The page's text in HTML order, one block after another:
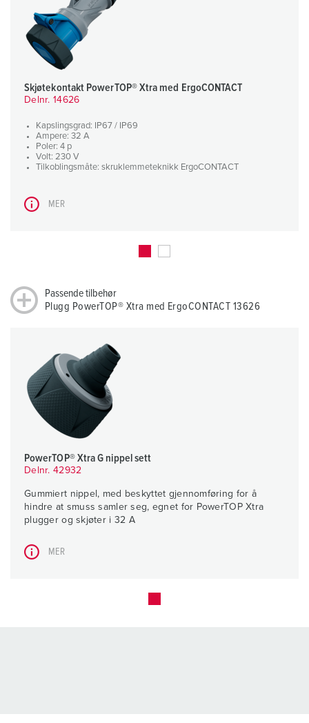
Skjøtekontakt PowerTOP® Xtra med ErgoCONTACT
Delnr. 14626
Kapslingsgrad: IP67 / IP69
Ampere: 32 A
Poler: 4 p
Volt: 230 V
Tilkoblingsmåte: skruklemmeteknikk ErgoCONTACT
MER
Passende tilbehør
Plugg PowerTOP® Xtra med ErgoCONTACT 13626
PowerTOP® Xtra G nippel sett
Delnr. 42932
Gummiert nippel, med beskyttet gjennomføring for å
hindre at smuss samler seg, egnet for PowerTOP Xtra
plugger og skjøter i 32 A
MER